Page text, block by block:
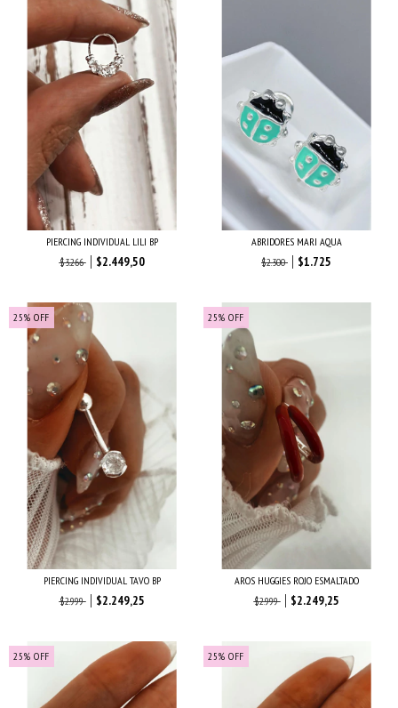
PIERCING INDIVIDUAL LILI BP
$3.266
$2.449,50
ABRIDORES MARI AQUA
$2.300
$1.725
25% OFF
PIERCING INDIVIDUAL TAVO BP
$2.999
$2.249,25
25% OFF
AROS HUGGIES ROJO ESMALTADO
$2.999
$2.249,25
25% OFF 25% OFF